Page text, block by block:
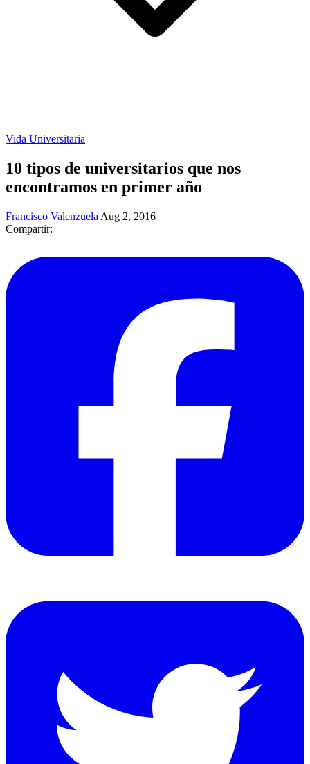
Vida Universitaria
10 tipos de universitarios que nos
encontramos en primer año
Francisco Valenzuela Aug 2, 2016
Compartir: